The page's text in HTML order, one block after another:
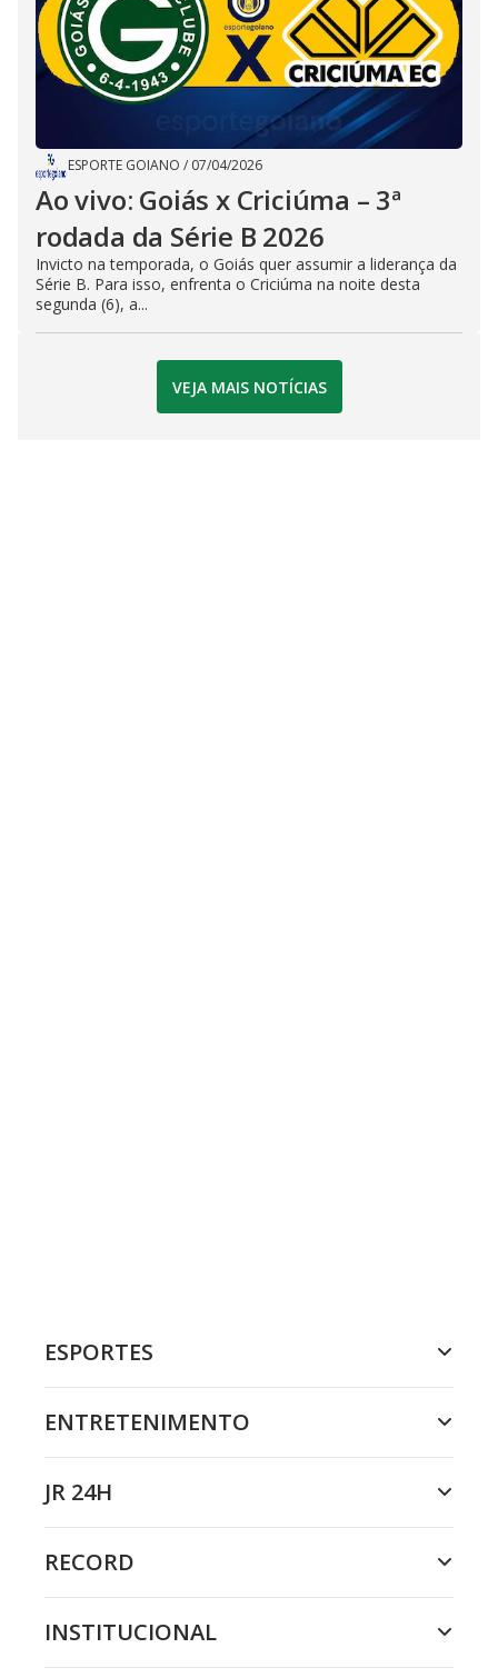
ESPORTE GOIANO / 07/04/2026
Ao vivo: Goiás x Criciúma – 3ª
rodada da Série B 2026
Invicto na temporada, o Goiás quer assumir a liderança da
Série B. Para isso, enfrenta o Criciúma na noite desta
segunda (6), a...
VEJA MAIS NOTÍCIAS
ESPORTES
ENTRETENIMENTO
JR 24H
RECORD
INSTITUCIONAL